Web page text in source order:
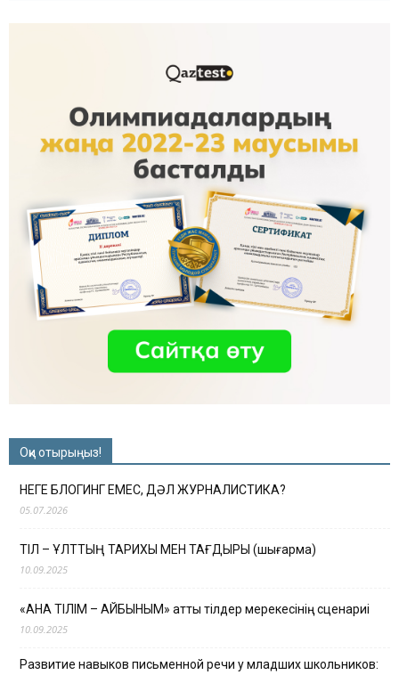
Оқи отырыңыз!
НЕГЕ БЛОГИНГ ЕМЕС, ДӘЛ ЖУРНАЛИСТИКА?
05.07.2026
ТІЛ – ҰЛТТЫҢ ТАРИХЫ МЕН ТАҒДЫРЫ (шығарма)
10.09.2025
«АНА ТІЛІМ – АЙБЫНЫМ» атты тілдер мерекесінің сценариі
10.09.2025
Развитие навыков письменной речи у младших школьников: